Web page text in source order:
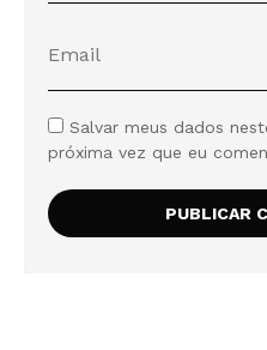
Salvar meus dados
próxima vez que eu